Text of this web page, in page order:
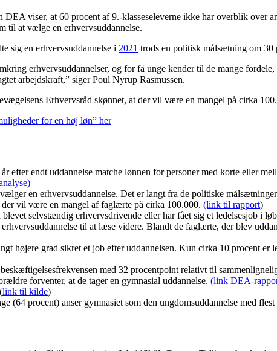
DEA viser, at 60 procent af 9.-klasseseleverne ikke har overblik over
til at vælge en erhvervsuddannelse.
sig en erhvervsuddannelse i 2021 trods en politisk målsætning om 30
erhvervsuddannelser, og for få unge kender til de mange
arbejdskraft,” siger Poul Nyrup Rasmussen.
Erhvervsråd skønnet, at der vil være en mangel på cirka
for en høj løn” her
efter endt uddannelse matche lønnen for personer med korte eller
en erhvervsuddannelse. Det er langt fra de politiske
vil være en mangel af faglærte på cirka 100.000. (link til rapport)
selvstændig erhvervsdrivende eller har fået sig et ledelsesjob i
til at læse videre. Blandt de faglærte, der blev
højere grad sikret et job efter uddannelsen. Kun cirka 10 procent
med 32 procentpoint relativt til
forventer, at de tager en gymnasial uddannelse. (link DEA-
link til kilde)
(64 procent) anser gymnasiet som den ungdomsuddannelse med